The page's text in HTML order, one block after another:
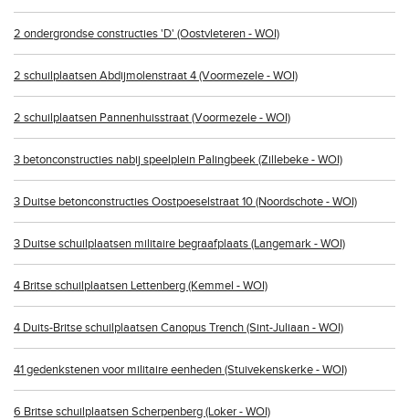
2 ondergrondse constructies 'D' (Oostvleteren - WOI)
2 schuilplaatsen Abdijmolenstraat 4 (Voormezele - WOI)
2 schuilplaatsen Pannenhuisstraat (Voormezele - WOI)
3 betonconstructies nabij speelplein Palingbeek (Zillebeke - WOI)
3 Duitse betonconstructies Oostpoeselstraat 10 (Noordschote - WOI)
3 Duitse schuilplaatsen militaire begraafplaats (Langemark - WOI)
4 Britse schuilplaatsen Lettenberg (Kemmel - WOI)
4 Duits-Britse schuilplaatsen Canopus Trench (Sint-Juliaan - WOI)
41 gedenkstenen voor militaire eenheden (Stuivekenskerke - WOI)
6 Britse schuilplaatsen Scherpenberg (Loker - WOI)